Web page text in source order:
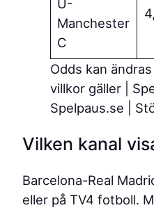
U-
Manchester
C
Odds kan
villkor gäller |
Spelpaus.se |
Vilken kanal
Barcelona-Real
eller på TV4 fotboll.